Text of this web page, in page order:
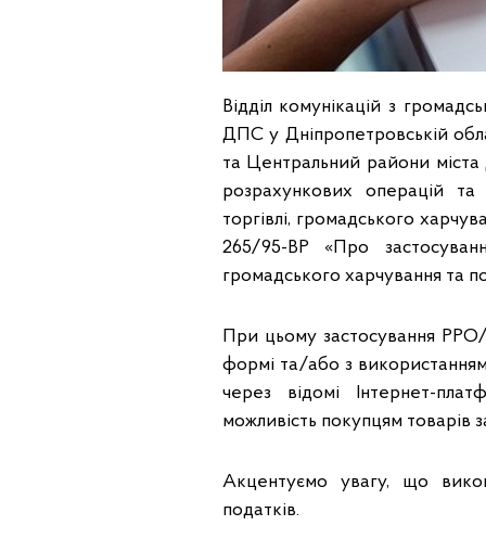
Відділ комунікацій з
ДПС у Дніпропетровській
та Центральний райони міста
розрахункових операцій
торгівлі, громадського
265/95-ВР «Про
громадського харчування та
При цьому застосування
формі та/або з
через відомі Інтернет-
можливість покупцям товарів
Акцентуємо увагу, що
податків.